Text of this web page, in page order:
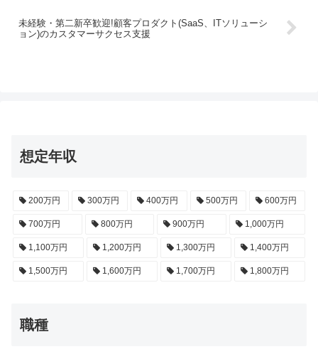
未経験・第二新卒歓迎!顧客プロダクト(SaaS、ITソリューシ
ョン)のカスタマーサクセス支援
想定年収
200万円 300万円 400万円 500万円 600万円
700万円 800万円 900万円 1,000万円
1,100万円 1,200万円 1,300万円 1,400万円
1,500万円 1,600万円 1,700万円 1,800万円
職種